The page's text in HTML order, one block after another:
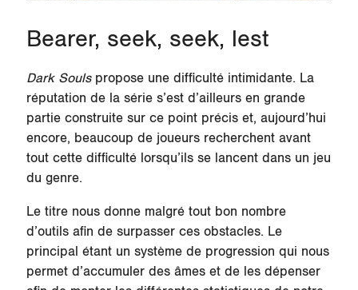
Bearer, seek, seek, lest
Dark Soulspropose une difficulté intimidante. La
réputation de la série s’est d’ailleurs en grande
partie construite sur ce point précis et, aujourd’hui
encore, beaucoup de joueurs recherchent avant
tout cette difficulté lorsqu’ils se lancent dans un jeu
du genre.
Le titre nous donne malgré tout bon nombre
d’outils afin de surpasser ces obstacles. Le
principal étant un système de progression qui nous
permet d’accumuler des âmes et de les dépenser